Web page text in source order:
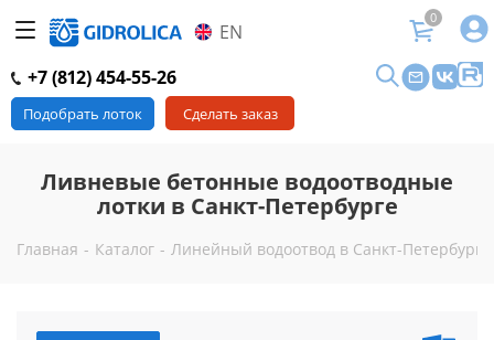
EN
0
+7 (812) 454-55-26
Подобрать лоток Сделать заказ
Ливневые бетонные водоотводные
лотки в Санкт-Петербурге
Главная - Каталог - Линейный водоотвод в Санкт-Петербурге